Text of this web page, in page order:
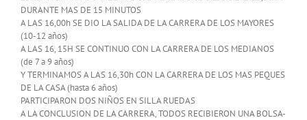
DURANTE MAS DE 15 MINUTOS
A LAS 16,00h SE DIO LA SALIDA DE LA CARRERA DE LOS MAYORES
(10-12 años)
A LAS 16, 15H SE CONTINUO CON LA CARRERA DE LOS MEDIANOS
(de 7 a 9 años)
Y TERMINAMOS A LAS 16,30h CON LA CARRERA DE LOS MAS PEQUES
DE LA CASA (hasta 6 años)
PARTICIPARON DOS NIÑOS EN SILLA RUEDAS
A LA CONCLUSION DE LA CARRERA, TODOS RECIBIERON UNA BOLSA-